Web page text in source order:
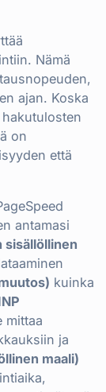
Nämä
ajan. Koska
on
että
antamasi
sisällöllinen
kuinka
mittaa
ja
maali)